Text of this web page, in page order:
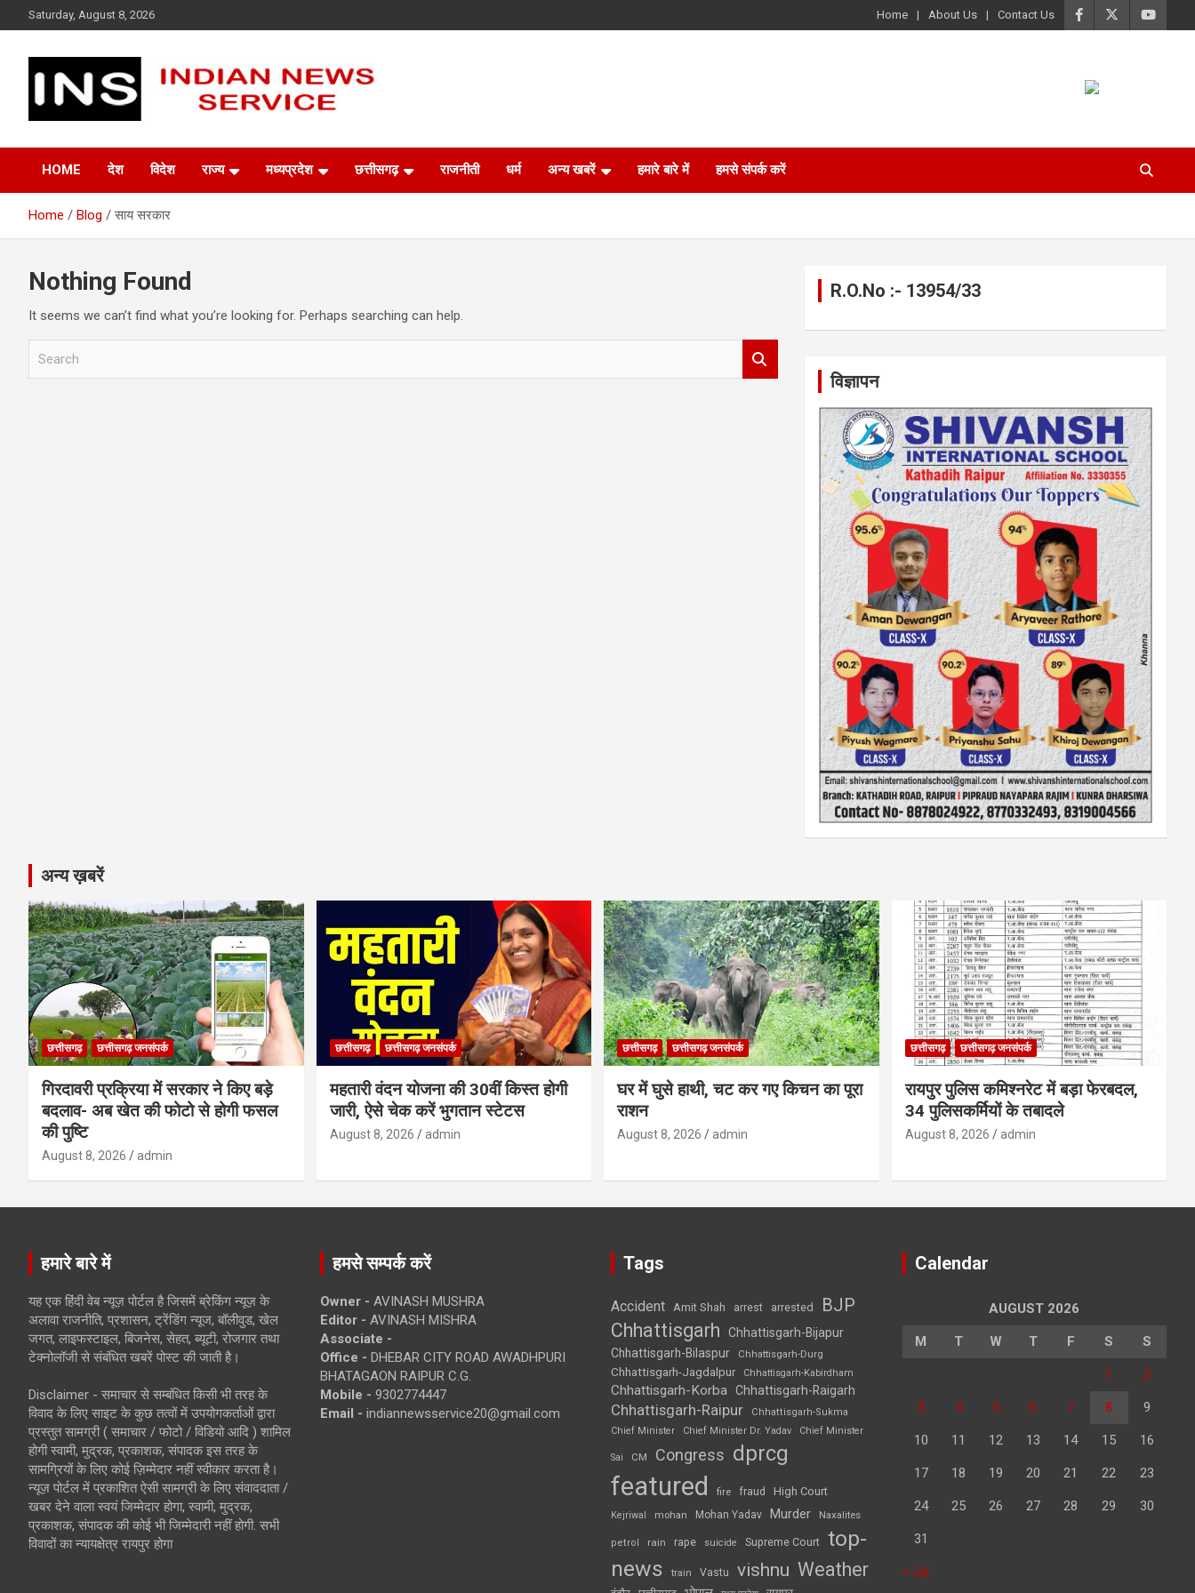
to
Saturday, August 8, 2026 Home About Us Contact Us
Indian News Service
HOME देश विदेश राज्य मध्यप्रदेश छत्तीसगढ़ राजनीती धर्म अन्य खबरें हमारे बारे में हमसे संपर्क करें
Home Blog साय सरकार
Nothing Found
It seems we can’t find what you’re looking for. Perhaps searching can help.
R.O.No :- 13954/33
विज्ञापन
अन्य ख़बरें
छत्तीसगढ़ छत्तीसगढ़ जनसंपर्क
गिरदावरी प्रक्रिया में सरकार ने किए बड़े
बदलाव- अब खेत की फोटो से होगी फसल
की पुष्टि
August 8, 2026 admin
छत्तीसगढ़ छत्तीसगढ़ जनसंपर्क
महतारी वंदन योजना की 30वीं किस्त होगी
जारी, ऐसे चेक करें भुगतान स्टेटस
August 8, 2026 admin
छत्तीसगढ़ छत्तीसगढ़ जनसंपर्क
घर में घुसे हाथी, चट कर गए किचन का पूरा
राशन
August 8, 2026 admin
छत्तीसगढ़ छत्तीसगढ़ जनसंपर्क
रायपुर पुलिस कमिश्नरेट में बड़ा फेरबदल,
34 पुलिसकर्मियों के तबादले
August 8, 2026 admin
हमारे बारे में
यह एक हिंदी वेब न्यूज़ पोर्टल है जिसमें ब्रेकिंग न्यूज़ के
अलावा राजनीति, प्रशासन, ट्रेंडिंग न्यूज, बॉलीवुड, खेल
जगत, लाइफस्टाइल, बिजनेस, सेहत, ब्यूटी, रोजगार तथा
टेक्नोलॉजी से संबंधित खबरें पोस्ट की जाती है।
Disclaimer - समाचार से सम्बंधित किसी भी तरह के
विवाद के लिए साइट के कुछ तत्वों में उपयोगकर्ताओं द्वारा
प्रस्तुत सामग्री ( समाचार / फोटो / विडियो आदि ) शामिल
होगी स्वामी, मुद्रक, प्रकाशक, संपादक इस तरह के
सामग्रियों के लिए कोई ज़िम्मेदार नहीं स्वीकार करता है।
न्यूज़ पोर्टल में प्रकाशित ऐसी सामग्री के लिए संवाददाता /
खबर देने वाला स्वयं जिम्मेदार होगा, स्वामी, मुद्रक,
प्रकाशक, संपादक की कोई भी जिम्मेदारी नहीं होगी. सभी
विवादों का न्यायक्षेत्र रायपुर होगा
हमसे सम्पर्क करें
Owner - AVINASH MUSHRA
Editor - AVINASH MISHRA
Associate -
Office - DHEBAR CITY ROAD AWADHPURI
BHATAGAON RAIPUR C.G.
Mobile - 9302774447
Email - indiannewsservice20@gmail.com
Tags
Accident Amit Shah arrest arrested BJP
Chhattisgarh
Chhattisgarh-Bijapur
Chhattisgarh-Bilaspur
Chhattisgarh-Durg
Chhattisgarh-Jagdalpur Chhattisgarh-Kabirdham
Chhattisgarh-Korba Chhattisgarh-Raigarh
Chhattisgarh-Raipur
Chhattisgarh-Sukma
Chief Minister
Chief Minister Dr. Yadav Chief Minister
Sai CM Congress dprcg
featured fire fraud High Court
Kejriwal mohan Mohan Yadav Murder Naxalites
petrol rain rape suicide Supreme Court top-
news
train Vastu vishnu Weather
Calendar
AUGUST 2026
M T W T F S S
1 2
3 4 5 6 7 8 9
10 11 12 13 14 15 16
17 18 19 20 21 22 23
24 25 26 27 28 29 30
31
« Jul